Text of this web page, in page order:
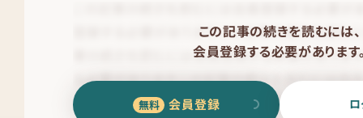
この記事の続きを読むには、
会員登録する必要があります
会員登録